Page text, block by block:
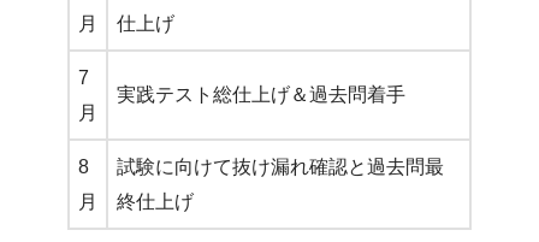
月
仕上げ
7
月
実践テスト総仕上げ＆過去問着手
8
月
試験に向けて抜け漏れ確認と過去問最
終仕上げ